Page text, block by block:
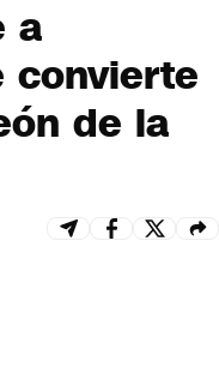
a
convierte
de la